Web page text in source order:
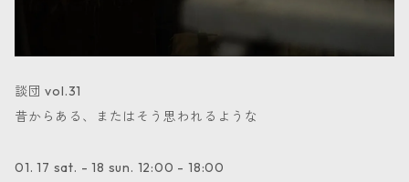
談団 vol.31
昔からある、またはそう思われるような
01. 17 sat. - 18 sun. 12:00 - 18:00